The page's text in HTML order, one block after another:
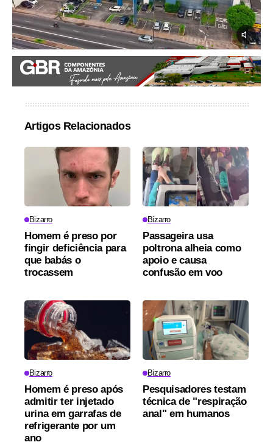
Artigos Relacionados
Bizarro
Homem é preso por
fingir deficiência para
que babás o
trocassem
Bizarro
Passageira usa
poltrona alheia como
apoio e causa
confusão em voo
Bizarro
Homem é preso após
admitir ter injetado
urina em garrafas de
refrigerante por um
ano
Bizarro
Pesquisadores testam
técnica de "respiração
anal" em humanos